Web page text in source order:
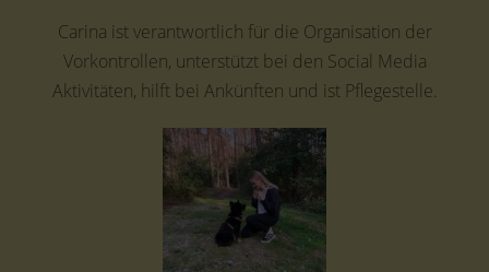
Carina ist verantwortlich für die Organisation der
Vorkontrollen, unterstützt bei den Social Media
Aktivitäten, hilft bei Ankünften und ist Pflegestelle.